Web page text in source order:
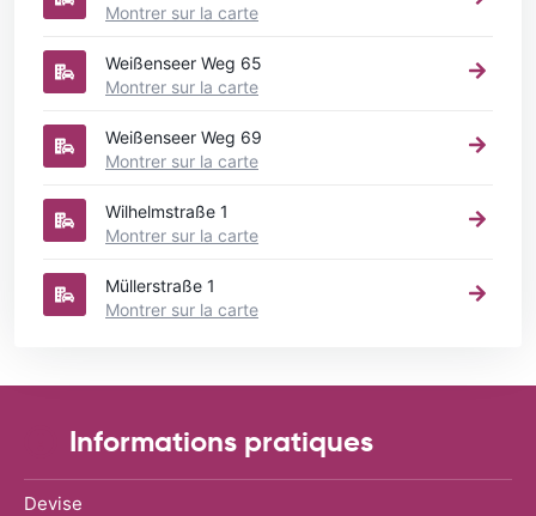
Montrer sur la carte
Weißenseer Weg 65
Montrer sur la carte
Weißenseer Weg 69
Montrer sur la carte
Wilhelmstraße 1
Montrer sur la carte
Müllerstraße 1
Montrer sur la carte
Informations pratiques
Devise